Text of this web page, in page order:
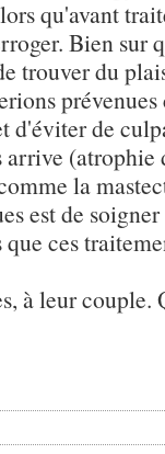
qu'avant
Bien sur
trouver du
prévenues
d'éviter de
(atrophie
la
est de
ces
à leur couple.